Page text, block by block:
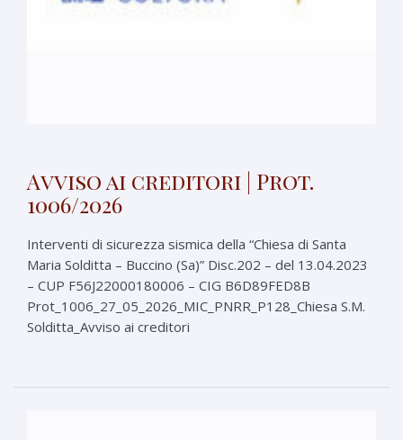
Avviso ai creditori | Prot.
1006/2026
Interventi di sicurezza sismica della “Chiesa di Santa
Maria Solditta – Buccino (Sa)” Disc.202 – del 13.04.2023
– CUP F56J22000180006 – CIG B6D89FED8B
Prot_1006_27_05_2026_MIC_PNRR_P128_Chiesa S.M.
Solditta_Avviso ai creditori